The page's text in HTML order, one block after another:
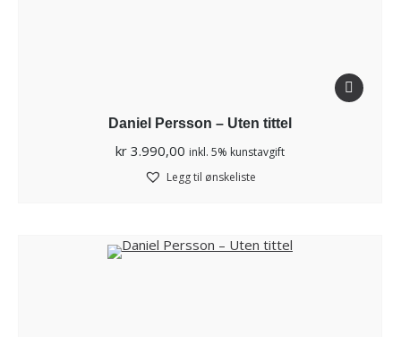
Daniel Persson – Uten tittel
kr 3.990,00 inkl. 5% kunstavgift
Legg til ønskeliste